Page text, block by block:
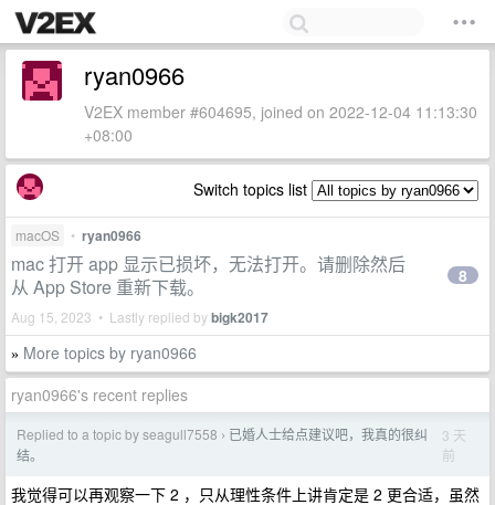
ryan0966
V2EX member #604695, joined on 2022-12-04 11:13:30
+08:00
Switch topics list
macOS • ryan0966
mac 打开 app 显示已损坏，无法打开。请删除然后
从 App Store 重新下载。
Aug 15, 2023 • Lastly replied bybigk2017
8
» More topics by ryan0966
ryan0966's recent replies
Replied to a topic by seagull7558 › 已婚人士给点建议吧，我真的很纠
结。
3 天
前
我觉得可以再观察一下 2 ，只从理性条件上讲肯定是 2 更合适，虽然